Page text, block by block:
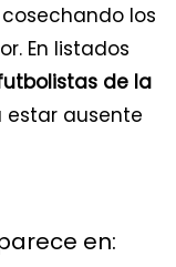
los
En listados
de la
estar ausente
en: